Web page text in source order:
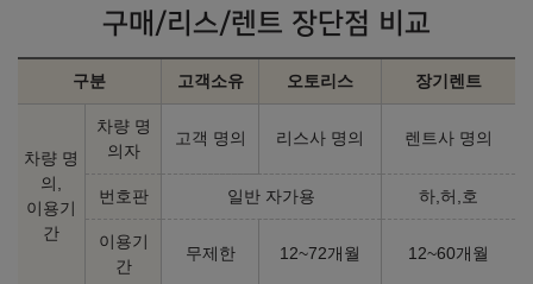
구매/리스/렌트 장단점 비교
구분 고객소유 오토리스 장기렌트
차량 명
의,
이용기
간
차량 명
의자
고객 명의 리스사 명의 렌트사 명의
번호판 일반 자가용 하,허,호
이용기
간
무제한 12~72개월 12~60개월